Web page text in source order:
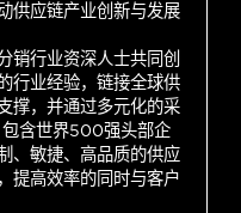
供应链产业创新与发展
销行业资深人士共同创
行业经验，链接全球供
撑，并通过多元化的采
含世界500强头部企
、敏捷、高品质的供应
提高效率的同时与客户